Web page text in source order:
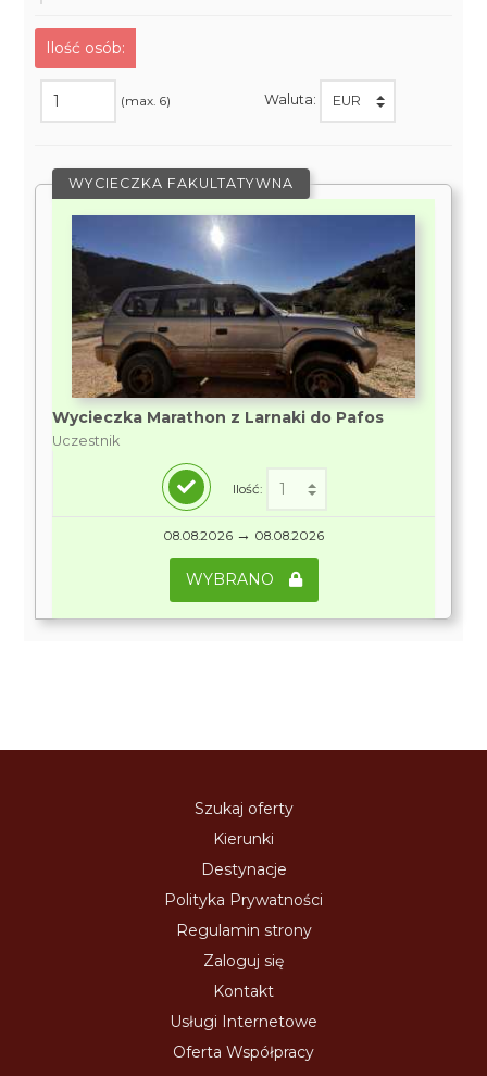
Ilość osób:
(max. 6) Waluta:
WYCIECZKA FAKULTATYWNA
Wycieczka Marathon z Larnaki do Pafos
Uczestnik
Ilość:
08.08.2026 → 08.08.2026
WYBRANO
Szukaj oferty
Kierunki
Destynacje
Polityka Prywatności
Regulamin strony
Zaloguj się
Kontakt
Usługi Internetowe
Oferta Współpracy